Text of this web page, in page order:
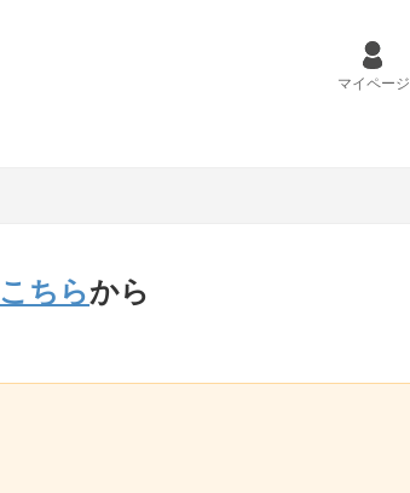
マイページ
こちらから